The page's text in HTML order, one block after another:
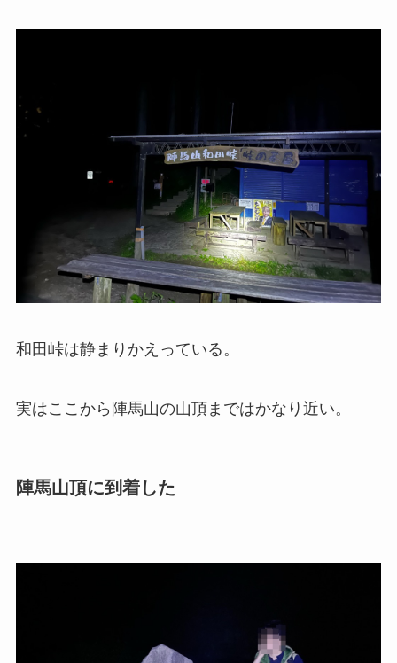
和田峠は静まりかえっている。
実はここから陣馬山の山頂まではかなり近い。
陣馬山頂に到着した